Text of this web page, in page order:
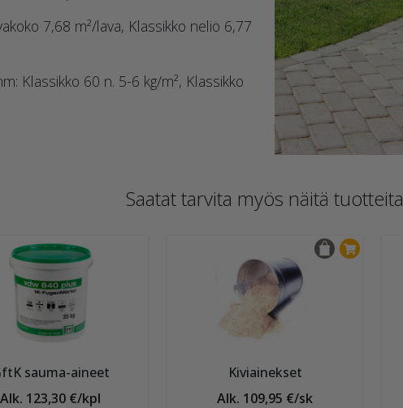
7,68 m²/lava, Klassikko neliö 6,77
Klassikko 60 n. 5-6 kg/m², Klassikko
Saatat tarvita myös näitä tuotteita
sauma-aineet
Alk. 123,30 €/kpl
Kiviainekset
Alk. 109,95 €/sk